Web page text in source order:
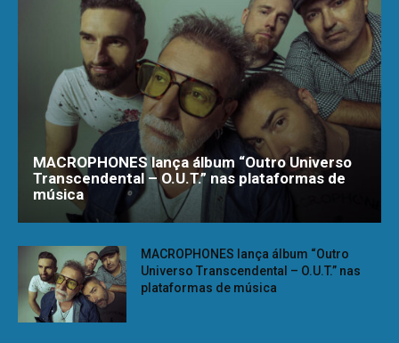
MACROPHONES lança álbum “Outro Universo
Transcendental – O.U.T.” nas plataformas de
música
MACROPHONES lança álbum “Outro
Universo Transcendental – O.U.T.” nas
plataformas de música